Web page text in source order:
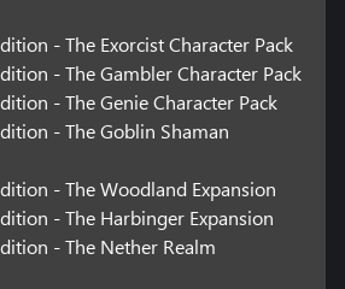
- The Exorcist Character Pack
- The Gambler Character Pack
- The Genie Character Pack
- The Goblin Shaman
- The Woodland Expansion
- The Harbinger Expansion
- The Nether Realm